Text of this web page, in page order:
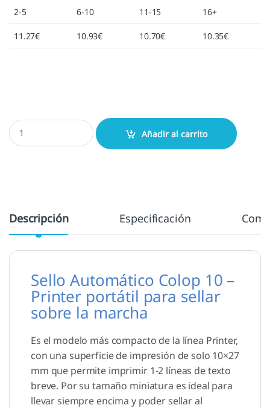
2-5
6-10 11-15 16+
11.27€ 10.93€ 10.70€ 10.35€
Colop 10 - 10x27 mm cantidad
Añadir al carrito
Descripción Especificación
Sello Automático Colop 10 –
Printer portátil para sellar
sobre la marcha
Es el modelo más compacto de la línea Printer,
con una superficie de impresión de solo 10×27
mm que permite imprimir 1-2 líneas de texto
breve. Por su tamaño miniatura es ideal para
llevar siempre encima y poder sellar al